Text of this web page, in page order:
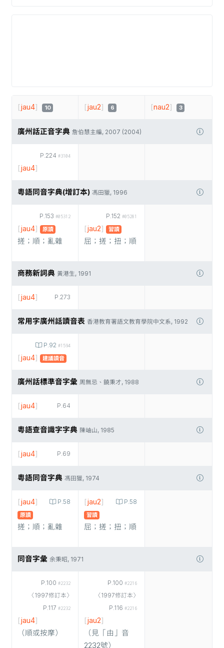
[jau4] 10 [jau2] 6 [nau2] 3
廣州話正音字典 詹伯慧主編, 2007 (2004)
P.224 #3104
[jau4]
粵語同音字典(增訂本) 馮田獵, 1996
P.153 #05312
[jau4] 原讀
搓；順；亂雜
P.152 #05281
[jau2] 習讀
屈；搓；扭；順
商務新詞典 黃港生, 1991
P.273
[jau4]
常用字廣州話讀音表 香港教育署語文教育學院中文系, 1992
P.92 #1594
[jau4] 建議讀音
廣州話標準音字彙 周無忌、饒秉才, 1988
P.64
[jau4]
粵語查音識字字典 陳岫山, 1985
P.69
[jau4]
粵語同音字典 馮田獵, 1974
P.58
[jau4]
原讀
搓；順；亂雜
P.58
[jau2]
習讀
屈；搓；扭；順
同音字彙 余秉昭, 1971
P.100 #2232
〈1997修訂本〉
P.117 #2232
[jau4]
（順或按摩）
P.100 #2216
〈1997修訂本〉
P.116 #2216
[jau2]
（見「由」音
2232號）